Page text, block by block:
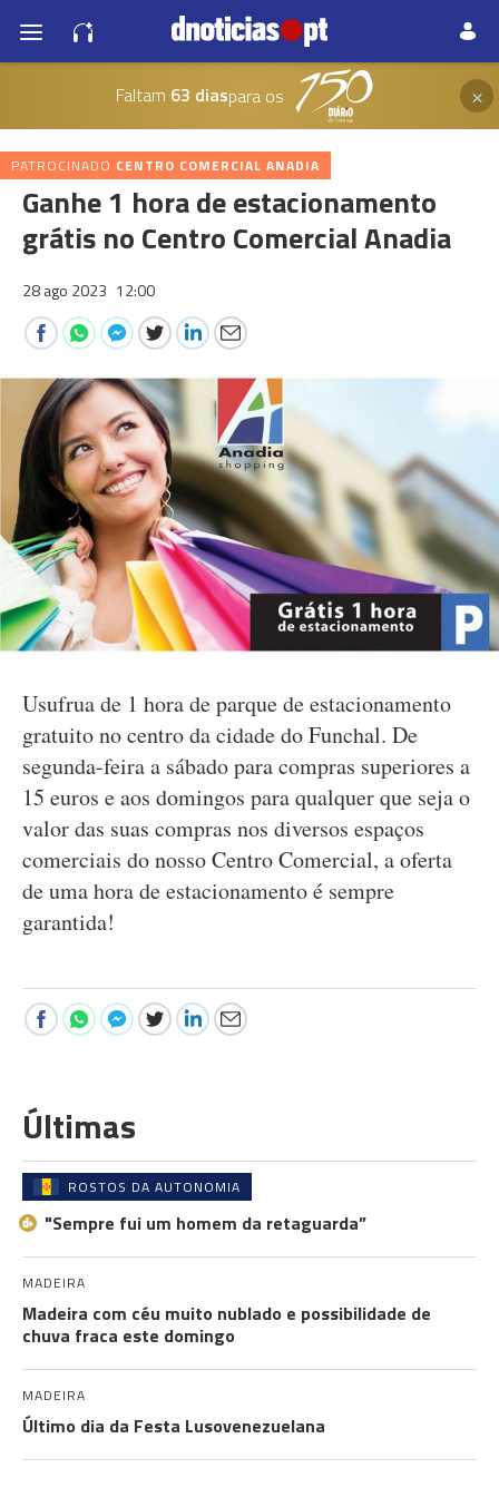
Faltam 63 diaspara os ×
PATROCINADO CENTRO COMERCIAL ANADIA
Ganhe 1 hora de estacionamento
grátis no Centro Comercial Anadia
28 ago 2023 12:00
Usufrua de 1 hora de parque de estacionamento
gratuito no centro da cidade do Funchal. De
segunda-feira a sábado para compras superiores a
15 euros e aos domingos para qualquer que seja o
valor das suas compras nos diversos espaços
comerciais do nosso Centro Comercial, a oferta
de uma hora de estacionamento é sempre
garantida!
Últimas
ROSTOS DA AUTONOMIA
"Sempre fui um homem da retaguarda”
MADEIRA
Madeira com céu muito nublado e possibilidade de
chuva fraca este domingo
MADEIRA
Último dia da Festa Lusovenezuelana